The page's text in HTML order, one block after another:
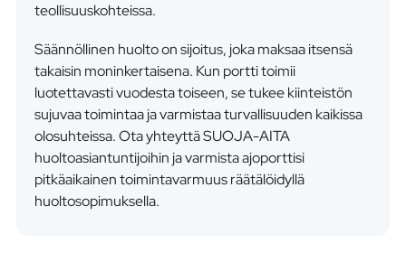
teollisuuskohteissa.
Säännöllinen huolto on sijoitus, joka maksaa itsensä
takaisin moninkertaisena. Kun portti toimii
luotettavasti vuodesta toiseen, se tukee kiinteistön
sujuvaa toimintaa ja varmistaa turvallisuuden kaikissa
olosuhteissa. Ota yhteyttä SUOJA-AITA
huoltoasiantuntijoihin ja varmista ajoporttisi
pitkäaikainen toimintavarmuus räätälöidyllä
huoltosopimuksella.